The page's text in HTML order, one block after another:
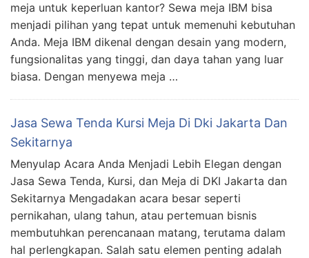
meja untuk keperluan kantor? Sewa meja IBM bisa
menjadi pilihan yang tepat untuk memenuhi kebutuhan
Anda. Meja IBM dikenal dengan desain yang modern,
fungsionalitas yang tinggi, dan daya tahan yang luar
biasa. Dengan menyewa meja …
Jasa Sewa Tenda Kursi Meja Di Dki Jakarta Dan
Sekitarnya
Menyulap Acara Anda Menjadi Lebih Elegan dengan
Jasa Sewa Tenda, Kursi, dan Meja di DKI Jakarta dan
Sekitarnya Mengadakan acara besar seperti
pernikahan, ulang tahun, atau pertemuan bisnis
membutuhkan perencanaan matang, terutama dalam
hal perlengkapan. Salah satu elemen penting adalah